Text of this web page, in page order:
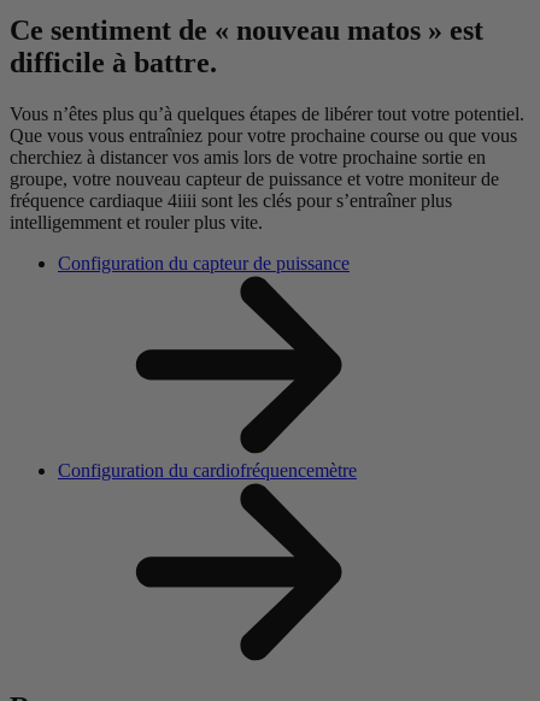
Ce sentiment de « nouveau matos » est
difficile à battre.
Vous n’êtes plus qu’à quelques étapes de libérer tout votre potentiel.
Que vous vous entraîniez pour votre prochaine course ou que vous
cherchiez à distancer vos amis lors de votre prochaine sortie en
groupe, votre nouveau capteur de puissance et votre moniteur de
fréquence cardiaque 4iiii sont les clés pour s’entraîner plus
intelligemment et rouler plus vite.
Configuration du capteur de puissance
Configuration du cardiofréquencemètre